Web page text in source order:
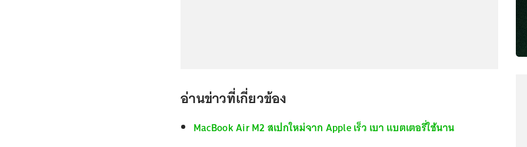
อ่านข่าวที่เกี่ยวข้อง
MacBook Air M2 สเปกใหม่จาก Apple เร็ว เบา แบตเตอรี่ใช้นาน